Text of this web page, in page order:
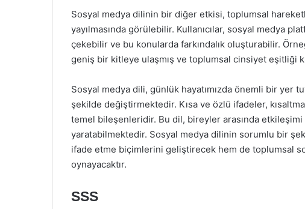
Sosyal medya dilinin bir diğer etkisi, toplumsal
yayılmasında görülebilir. Kullanıcılar, sosyal medya
çekebilir ve bu konularda farkındalık oluşturabilir.
geniş bir kitleye ulaşmış ve toplumsal cinsiyet eşitliği
Sosyal medya dili, günlük hayatımızda önemli bir yer
şekilde değiştirmektedir. Kısa ve özlü ifadeler,
temel bileşenleridir. Bu dil, bireyler arasında etkileşimi
yaratabilmektedir. Sosyal medya dilinin sorumlu bir
ifade etme biçimlerini geliştirecek hem de toplumsal
oynayacaktır.
SSS